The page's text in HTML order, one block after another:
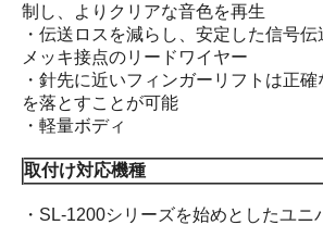
制し、よりクリアな音色を再生
・伝送ロスを減らし、安定した信号
メッキ接点のリードワイヤー
・針先に近いフィンガーリフトは正
を落とすことが可能
・軽量ボディ
取付け対応機種
・SL-1200シリーズを始めとしたユニ